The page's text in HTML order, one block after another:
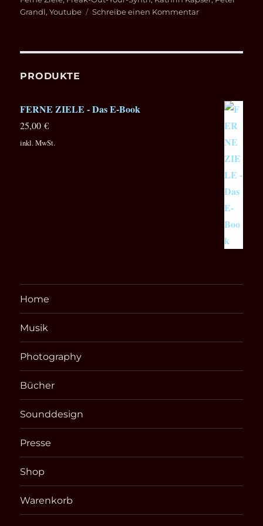
Grandl,Youtube Schreibe einen Kommentarzu
PRODUKTE
FERNE ZIELE - Das E-Book
25,00€
inkl. MwSt.
Home
Musik
Photography
Bücher
Sounddesign
Presse
Shop
Warenkorb